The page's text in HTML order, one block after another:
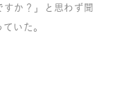
すか？」と思わず聞
いた。